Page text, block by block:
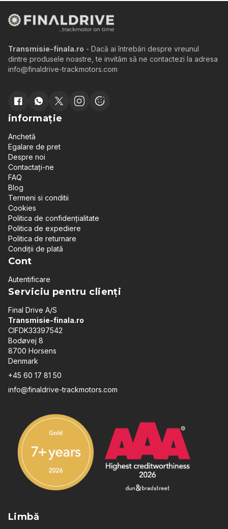
Transmisie-finala.ro - Dacă ai întrebări despre vreunul
dintre produsele noastre, te invităm să ne contactezi la adresa
info@finaldrive-trackmotors.com
informație
Anchetă
Egalare de pret
Despre noi
Contactați-ne
FAQ
Blog
Termeni si conditii
Cookies
Politica de confidențialitate
Politica de expediere
Politica de returnare
Condiții de plată
Cont
Autentificare
Serviciu pentru clienți
Final Drive A/S
Transmisie-finala.ro
CIFDK33397542
Bodøvej 8
8700 Horsens
Denmark
+45 60 17 81 50
info@finaldrive-trackmotors.com
Limbă